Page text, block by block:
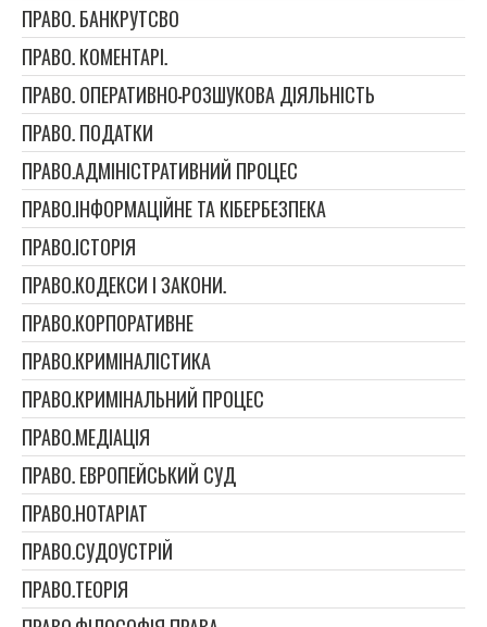
ПРАВО. БАНКРУТСВО
ПРАВО. КОМЕНТАРІ.
ПРАВО. ОПЕРАТИВНО-РОЗШУКОВА ДІЯЛЬНІСТЬ
ПРАВО. ПОДАТКИ
ПРАВО.АДМІНІСТРАТИВНИЙ ПРОЦЕС
ПРАВО.ІНФОРМАЦІЙНЕ ТА КІБЕРБЕЗПЕКА
ПРАВО.ІСТОРІЯ
ПРАВО.КОДЕКСИ І ЗАКОНИ.
ПРАВО.КОРПОРАТИВНЕ
ПРАВО.КРИМІНАЛІСТИКА
ПРАВО.КРИМІНАЛЬНИЙ ПРОЦЕС
ПРАВО.МЕДІАЦІЯ
ПРАВО. ЕВРОПЕЙСЬКИЙ СУД
ПРАВО.НОТАРІАТ
ПРАВО.СУДОУСТРІЙ
ПРАВО.ТЕОРІЯ